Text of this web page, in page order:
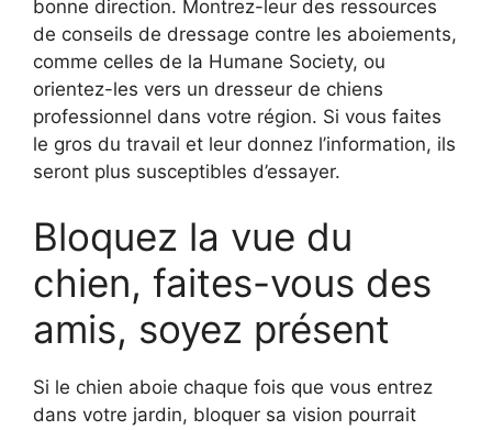
bonne direction. Montrez-leur des ressources
de conseils de dressage contre les aboiements,
comme celles de la Humane Society, ou
orientez-les vers un dresseur de chiens
professionnel dans votre région. Si vous faites
le gros du travail et leur donnez l’information, ils
seront plus susceptibles d’essayer.
Bloquez la vue du
chien, faites-vous des
amis, soyez présent
Si le chien aboie chaque fois que vous entrez
dans votre jardin, bloquer sa vision pourrait